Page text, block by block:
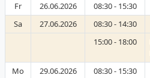
Fr
26.06.2026 08:30 - 15:30
Sa
27.06.2026 08:30 - 14:30
15:00 - 18:00
Mo
29.06.2026 08:30 - 15:30